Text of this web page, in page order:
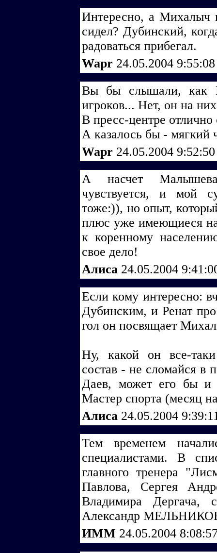
Интересно, а Михалыч
сидел? Дубинский,
радоваться прибегал.
Wapr 24.05.2004
Вы бы слышали, как
игроков... Нет, он на
В пресс-центре
А казалось бы - мягкий
Wapr 24.05.2004
А насчет
чувствуется, и мой
тоже:)), но опыт,
плюс уже имеющиеся
к коренному
свое дело!
Алиса 24.05.2004
Если кому интересно:
Дубинским, и Ренат
гол он посвящает
Ну, какой он все-
состав - не сломайся в
Даев, может его бы и
Мастер спорта (месяц
Алиса 24.05.2004
Тем временем
специалистами. В
главного тренера
Павлова, Сергея
Владимира Дергача,
Александр
ИММ 24.05.2004